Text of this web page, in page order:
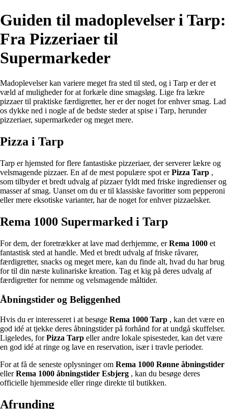
Guiden til madoplevelser i Tarp:
Fra Pizzeriaer til
Supermarkeder
Madoplevelser kan variere meget fra sted til sted, og i Tarp er der et
væld af muligheder for at forkæle dine smagsløg. Lige fra lækre
pizzaer til praktiske færdigretter, her er der noget for enhver smag. Lad
os dykke ned i nogle af de bedste steder at spise i Tarp, herunder
pizzeriaer, supermarkeder og meget mere.
Pizza i Tarp
Tarp er hjemsted for flere fantastiske pizzeriaer, der serverer lækre og
velsmagende pizzaer. En af de mest populære spot erPizza Tarp ,
som tilbyder et bredt udvalg af pizzaer fyldt med friske ingredienser og
masser af smag. Uanset om du er til klassiske favoritter som pepperoni
eller mere eksotiske varianter, har de noget for enhver pizzaelsker.
Rema 1000 Supermarked i Tarp
For dem, der foretrækker at lave mad derhjemme, erRema 1000 et
fantastisk sted at handle. Med et bredt udvalg af friske råvarer,
færdigretter, snacks og meget mere, kan du finde alt, hvad du har brug
for til din næste kulinariske kreation. Tag et kig på deres udvalg af
færdigretter for nemme og velsmagende måltider.
Åbningstider og Beliggenhed
Hvis du er interesseret i at besøge Rema 1000 Tarp , kan det være en
god idé at tjekke deres åbningstider på forhånd for at undgå skuffelser.
Ligeledes, forPizza Tarp eller andre lokale spisesteder, kan det være
en god idé at ringe og lave en reservation, især i travle perioder.
For at få de seneste oplysninger om Rema 1000 Rønne åbningstider
ellerRema 1000 åbningstider Esbjerg , kan du besøge deres
officielle hjemmeside eller ringe direkte til butikken.
Afrunding